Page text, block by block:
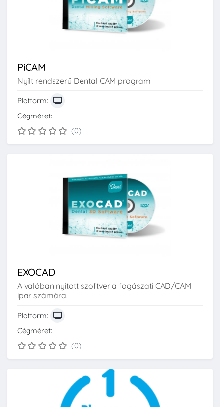
PiCAM
Nyílt rendszerű Dental CAM program
Platform:
Cégméret:
(0)
EXOCAD
A valóban nyitott szoftver a fogászati CAD/CAM
ipar számára.
Platform:
Cégméret:
(0)